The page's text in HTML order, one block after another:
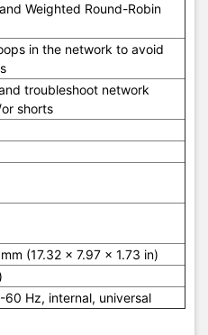
Weighted Round-Robin
in the network to avoid
troubleshoot network
shorts
(17.32 x 7.97 x 1.73 in)
60 Hz, internal, universal